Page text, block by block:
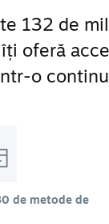
132 de
oferă
o
de metode de